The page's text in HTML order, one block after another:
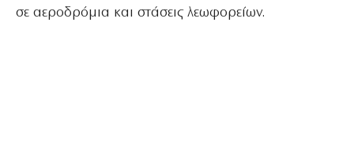
σε αεροδρόμια και στάσεις λεωφορείων.